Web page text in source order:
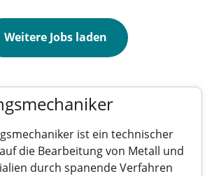
Weitere Jobs laden
ist ein technischer
die Bearbeitung von Metall und
durch spanende Verfahren